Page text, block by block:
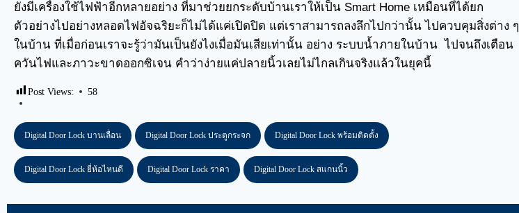
ยังมีเครื่องใช้ไฟฟ้าอีกหลายอย่าง ที่มาช่วยยกระดับบ้านเราให้เป็น Smart Home เหมือนที่ได้ยก
ตัวอย่างไปอย่างหลอดไฟอัจฉริยะก็ไม่ได้แค่เปิดปิด แต่เราสามารถลงลึกไปกว่านั้น ไปควบคุมสิ่งต่าง ๆ
ในบ้าน ที่เมื่อก่อนเราจะรู้ว่ามันเป็นยังไงเมื่อมันเสียเท่านั้น อย่าง ระบบน้ำภายในบ้าน ไปจนถึงเตือน
ควันไฟและภาวะขาดออกซิเจน คำว่าง่ายแค่ปลายนิ้วเลยไม่ไกลเกินจริงแล้วในยุคนี้
Post Views: 58
Digital Door Lock บานเลื่อน Digital Door Lock ประตูกระจก Digital Door Lock พร้อมติดตั้ง
Digital Door Lock ยี่ห้อไหนดี Digital Door Lock ราคา Digital Door Lock สแกนนิ้ว